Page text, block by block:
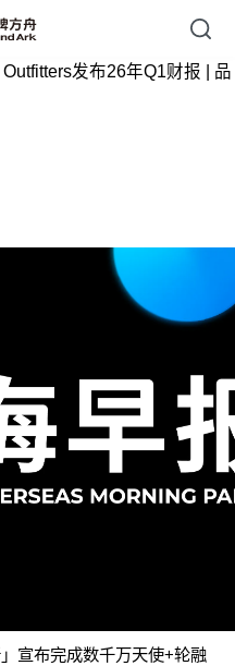
发布26年Q1财报 | 品
宣布完成数千万天使+轮融